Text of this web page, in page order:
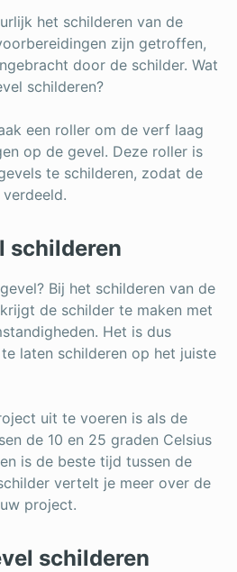
het schilderen van de
zijn getroffen,
door de schilder. Wat
schilderen?
een roller om de verf laag
op de gevel. Deze roller is
te schilderen, zodat de
schilderen
Bij het schilderen van de
de schilder te maken met
Het is dus
laten schilderen op het juiste
uit te voeren is als de
de 10 en 25 graden Celsius
is de beste tijd tussen de
vertelt je meer over de
project.
schilderen